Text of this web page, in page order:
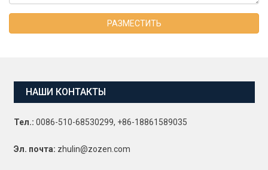
РАЗМЕСТИТЬ
НАШИ КОНТАКТЫ
Тел.: 0086-510-68530299, +86-18861589035
Эл. почта: zhulin@zozen.com